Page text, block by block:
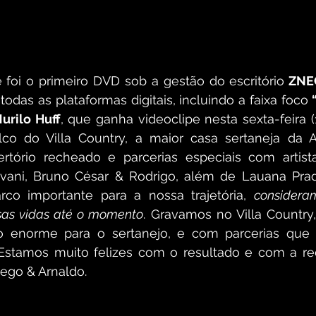
foi o primeiro DVD sob a gestão do escritório
as plataformas digitais, incluindo a faixa foco
Huff, que ganha videoclipe nesta sexta-feira
do Villa Country, a maior casa sertaneja da
recheado e parcerias especiais com
Bruno César & Rodrigo, além de Lauana
importante para a nossa trajetória,
vidas até o momento. Gravamos no Villa
enorme para o sertanejo, e com parcerias que
muito felizes com o resultado e com a
& Arnaldo.